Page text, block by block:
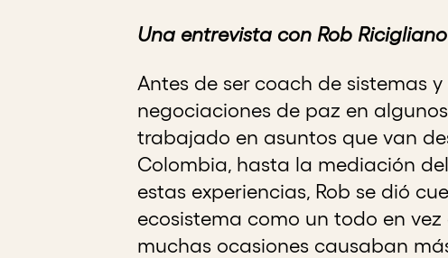
Una entrevista con Rob Ricigliano
Antes de ser coach de sistemas
negociaciones de paz en
trabajado en asuntos que van
Colombia, hasta la mediación
estas experiencias, Rob se dió
ecosistema como un todo en
muchas ocasiones causaban